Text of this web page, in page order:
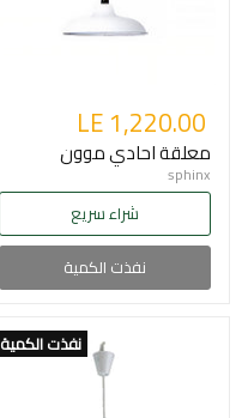
LE 1,220.00
معلقة احادي موون
sphinx
شراء سريع
نفذت الكمية
نفذت الكمية